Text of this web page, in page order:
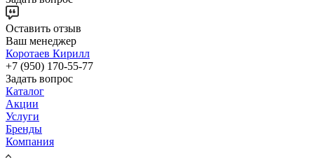
Оставить отзыв
Ваш менеджер
Коротаев Кирилл
+7 (950) 170-55-77
Задать вопрос
Каталог
Акции
Услуги
Бренды
Компания